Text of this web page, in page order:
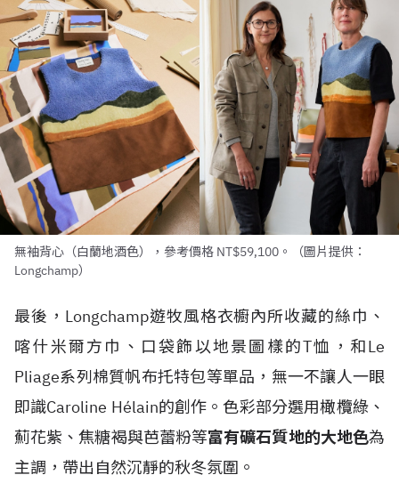
無袖背心（白蘭地酒色），參考價格 NT$59,100。（圖片提供：
Longchamp）
最後，Longchamp遊牧風格衣櫥內所收藏的絲巾、
喀什米爾方巾、口袋飾以地景圖樣的T恤，和Le
Pliage系列棉質帆布托特包等單品，無一不讓人一眼
即識Caroline Hélain的創作。色彩部分選用橄欖綠、
薊花紫、焦糖褐與芭蕾粉等富有礦石質地的大地色為
主調，帶出自然沉靜的秋冬氛圍。